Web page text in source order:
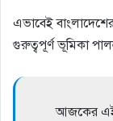
এভাবেই
গুরুত্বপূর্ণ ভূমিকা
আজকের এই